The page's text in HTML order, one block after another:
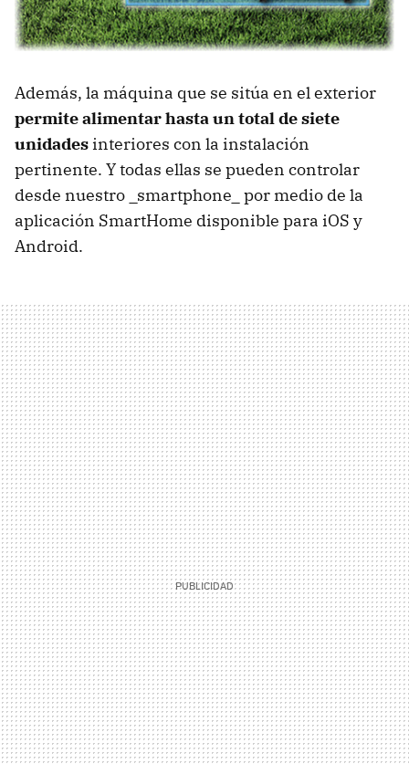
Además, la máquina que se sitúa en el exterior
permite alimentar hasta un total de siete
unidades interiores con la instalación
pertinente. Y todas ellas se pueden controlar
desde nuestro _smartphone_ por medio de la
aplicación SmartHome disponible para iOS y
Android.